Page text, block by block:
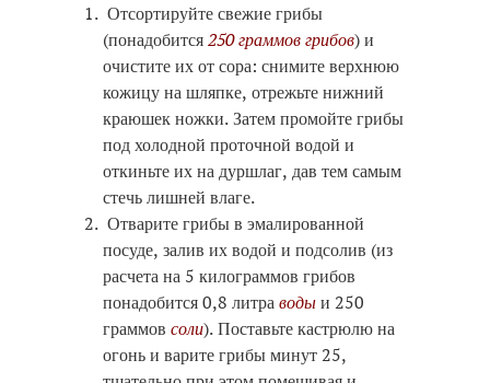
Отсортируйте свежие грибы
(понадобится250 граммов грибов) и
очистите их от сора: снимите верхнюю
кожицу на шляпке, отрежьте нижний
краюшек ножки. Затем промойте грибы
под холодной проточной водой и
откиньте их на дуршлаг, дав тем самым
стечь лишней влаге.
Отварите грибы в эмалированной
посуде, залив их водой и подсолив (из
расчета на 5 килограммов грибов
понадобится 0,8 литраводыи 250
граммов соли). Поставьте кастрюлю на
огонь и варите грибы минут 25,